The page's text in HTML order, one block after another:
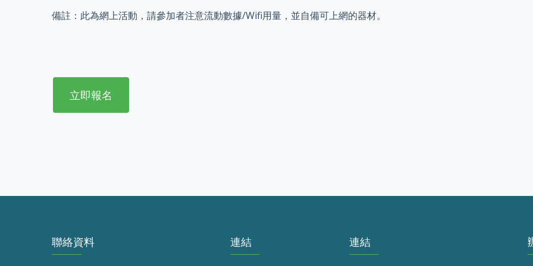
備註：此為網上活動，請參加者注意流動數據/Wifi用量，並自備可上網的器材。
立即報名
聯絡資料 連結 連結